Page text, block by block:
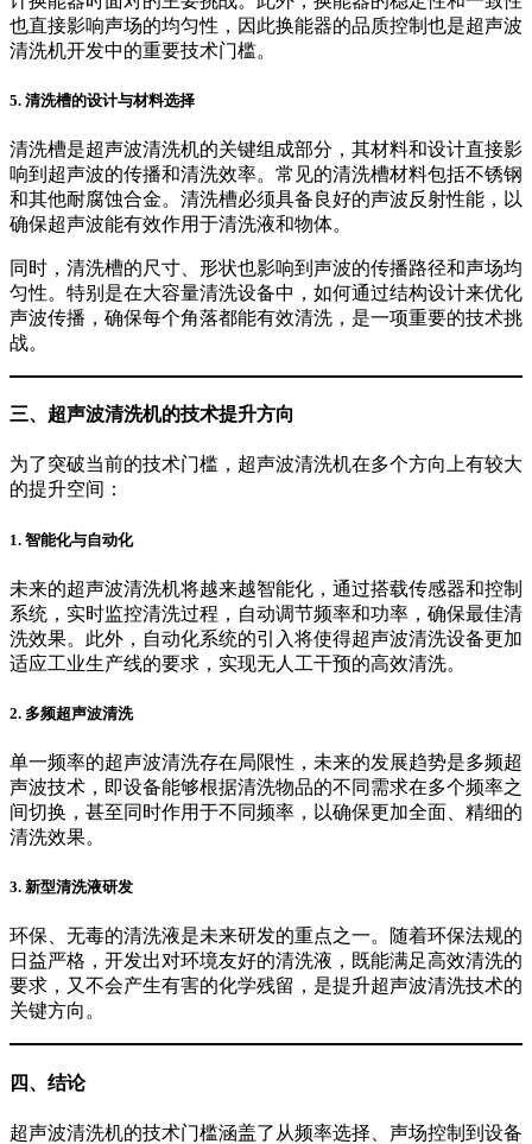
也直接影响声场的均匀性，因此换能器的品质控制也是超声波
清洗机开发中的重要技术门槛。
5. 清洗槽的设计与材料选择
清洗槽是超声波清洗机的关键组成部分，其材料和设计直接影
响到超声波的传播和清洗效率。常见的清洗槽材料包括不锈钢
和其他耐腐蚀合金。清洗槽必须具备良好的声波反射性能，以
确保超声波能有效作用于清洗液和物体。
同时，清洗槽的尺寸、形状也影响到声波的传播路径和声场均
匀性。特别是在大容量清洗设备中，如何通过结构设计来优化
声波传播，确保每个角落都能有效清洗，是一项重要的技术挑
战。
三、超声波清洗机的技术提升方向
为了突破当前的技术门槛，超声波清洗机在多个方向上有较大
的提升空间：
1. 智能化与自动化
未来的超声波清洗机将越来越智能化，通过搭载传感器和控制
系统，实时监控清洗过程，自动调节频率和功率，确保最佳清
洗效果。此外，自动化系统的引入将使得超声波清洗设备更加
适应工业生产线的要求，实现无人工干预的高效清洗。
2. 多频超声波清洗
单一频率的超声波清洗存在局限性，未来的发展趋势是多频超
声波技术，即设备能够根据清洗物品的不同需求在多个频率之
间切换，甚至同时作用于不同频率，以确保更加全面、精细的
清洗效果。
3. 新型清洗液研发
环保、无毒的清洗液是未来研发的重点之一。随着环保法规的
日益严格，开发出对环境友好的清洗液，既能满足高效清洗的
要求，又不会产生有害的化学残留，是提升超声波清洗技术的
关键方向。
四、结论
超声波清洗机的技术门槛涵盖了从频率选择、声场控制到设备